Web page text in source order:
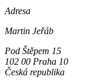
Adresa
Martin Jeřáb
Pod Štěpem 15
102 00 Praha 10
Česká republika